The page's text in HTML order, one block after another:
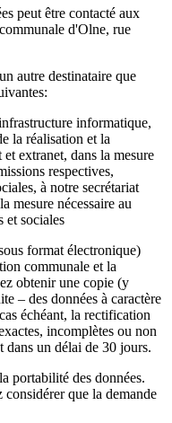
peut être contacté aux
d'Olne, rue
autre destinataire que
informatique,
la réalisation et la
extranet, dans la mesure
respectives,
à notre secrétariat
mesure nécessaire au
et sociales
format électronique)
communale et la
obtenir une copie (y
– des données à caractère
échéant, la rectification
incomplètes ou non
dans un délai de 30 jours.
portabilité des données.
considérer que la demande